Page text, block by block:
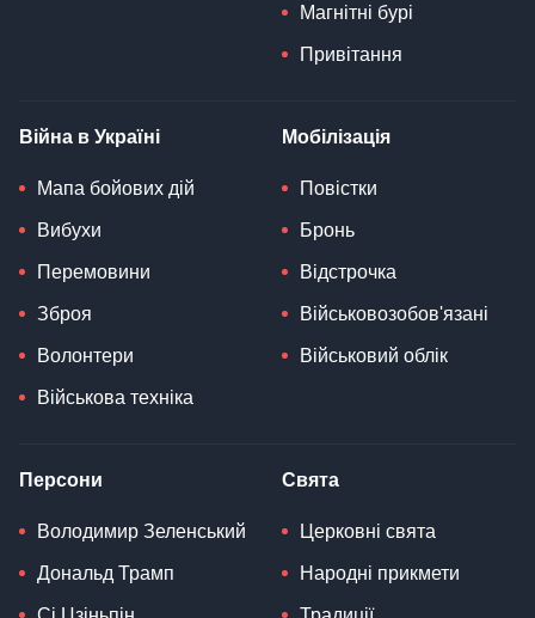
Магнітні бурі
Привітання
Війна в Україні
Мапа бойових дій
Вибухи
Перемовини
Зброя
Волонтери
Військова техніка
Мобілізація
Повістки
Бронь
Відстрочка
Військовозобов'язані
Військовий облік
Персони
Володимир Зеленський
Дональд Трамп
Свята
Церковні свята
Народні прикмети